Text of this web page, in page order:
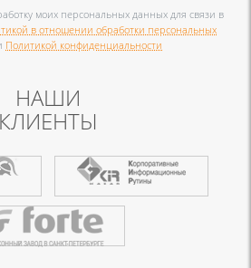
моих персональных данных для связи в
в отношении обработки персональных
Политикой конфиденциальности
НАШИ
КЛИЕНТЫ